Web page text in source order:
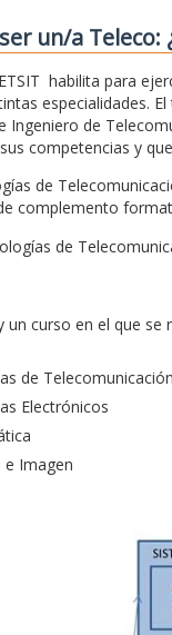
un/a Teleco:
habilita para
especialidades.
Ingeniero de
competencias y
de
complemento
de
un curso en el que
de Telecomunicación
Electrónicos
e Imagen